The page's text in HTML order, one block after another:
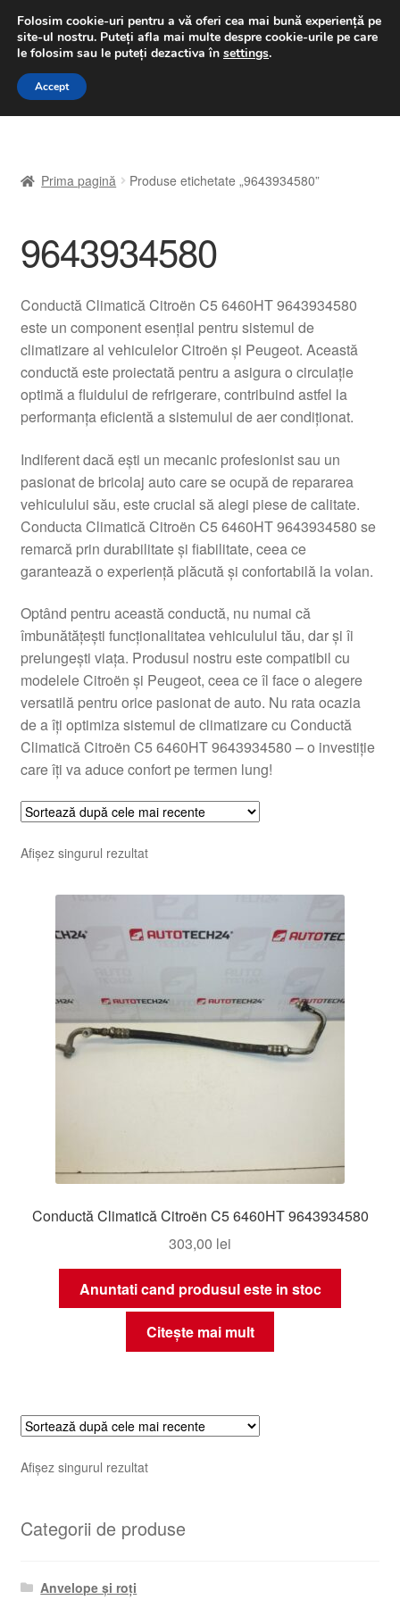
LIVRARE de la 33 lei
luni-vineri 9 a.m. - 4 p.m.031 229 6816
Sari
Sari
A lua legatura
Contul meu
Despre noi
Finalizare comandă
Livrare
Livrare în toată lumea
Plângere
Plățile
Politică de confidențialitate
Procedura de reclamație
Termeni si conditii
Prima pagină Produse etichetate „9643934580”
9643934580
Conductă Climatică Citroën C5 6460HT 9643934580
este un component esențial pentru sistemul de
climatizare al vehiculelor Citroën și Peugeot. Această
conductă este proiectată pentru a asigura o circulație
optimă a fluidului de refrigerare, contribuind astfel la
performanța eficientă a sistemului de aer condiționat.
Indiferent dacă ești un mecanic profesionist sau un
pasionat de bricolaj auto care se ocupă de repararea
vehiculului său, este crucial să alegi piese de calitate.
Conducta Climatică Citroën C5 6460HT 9643934580 se
remarcă prin durabilitate și fiabilitate, ceea ce
garantează o experiență plăcută și confortabilă la volan.
Optând pentru această conductă, nu numai că
îmbunătățești funcționalitatea vehiculului tău, dar și îi
prelungești viața. Produsul nostru este compatibil cu
modelele Citroën și Peugeot, ceea ce îl face o alegere
versatilă pentru orice pasionat de auto. Nu rata ocazia
de a îți optimiza sistemul de climatizare cu Conductă
Climatică Citroën C5 6460HT 9643934580 – o investiție
care îți va aduce confort pe termen lung!
Afișez singurul rezultat
Conductă Climatică Citroën C5 6460HT 9643934580
303,00 lei
Anuntati cand produsul este in stoc
Citește mai mult
Afișez singurul rezultat
Categorii de produse
Anvelope și roți
Folosim cookie-uri pentru a vă oferi cea mai bună experiență pe
site-ul nostru. Puteți afla mai multe despre cookie-urile pe care
le folosim sau le puteți dezactiva în settings.
Accept